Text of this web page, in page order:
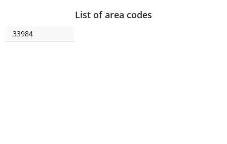
List of area codes
33984